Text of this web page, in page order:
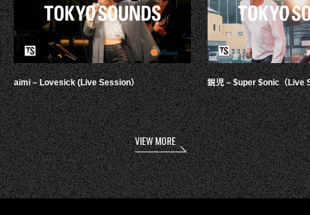
aimi – Lovesick (Live Session） 鋭児 – $uper $onic（Live
VIEW MORE